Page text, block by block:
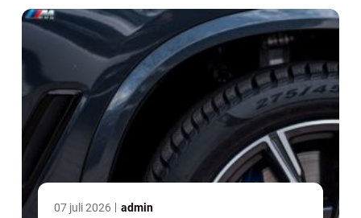
07 juli 2026 admin